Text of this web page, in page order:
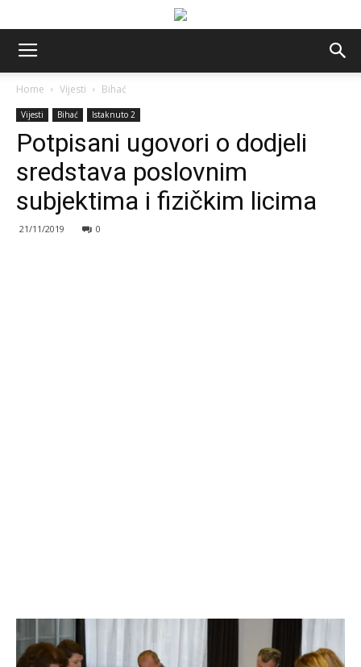
Home Vijesti Bihać
Vijesti Bihać Istaknuto 2
Potpisani ugovori o dodjeli
sredstava poslovnim
subjektima i fizičkim licima
21/11/2019 0